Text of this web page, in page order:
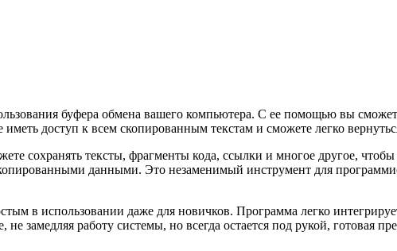
буфера обмена вашего компьютера. С ее помощью вы
доступ к всем скопированным текстам и сможете легко
сохранять тексты, фрагменты кода, ссылки и многое другое,
данными. Это незаменимый инструмент для
в использовании даже для новичков. Программа легко
работу системы, но всегда остается под рукой, готовая